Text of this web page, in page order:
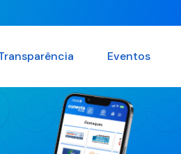
Eventos